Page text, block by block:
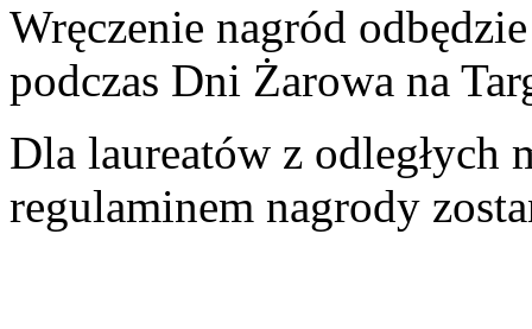
Wręczenie nagród
podczas Dni Żarowa na
Dla laureatów z odległych
regulaminem nagrody